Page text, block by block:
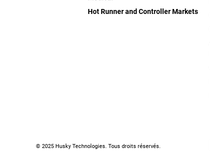
Hot Runner and Controller Markets
© 2025 Husky Technologies. Tous droits réservés.